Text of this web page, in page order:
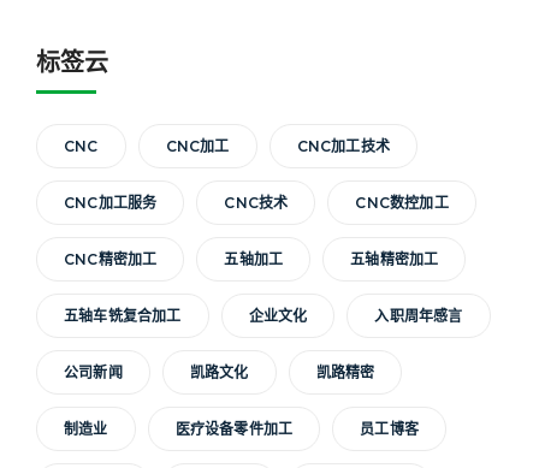
标签云
CNC CNC加工 CNC加工技术
CNC加工服务 CNC技术 CNC数控加工
CNC精密加工 五轴加工 五轴精密加工
五轴车铣复合加工 企业文化 入职周年感言
公司新闻 凯路文化 凯路精密
制造业 医疗设备零件加工 员工博客